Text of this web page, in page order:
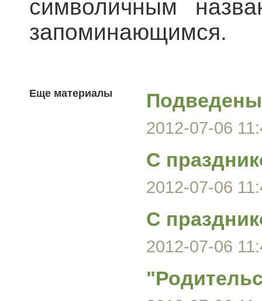
символичным
запоминающимся.
Еще материалы Подведены
2012-07-06
С
2012-07-06
С
2012-07-06